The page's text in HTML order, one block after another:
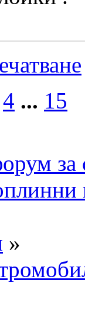
4 ... 15
за
»